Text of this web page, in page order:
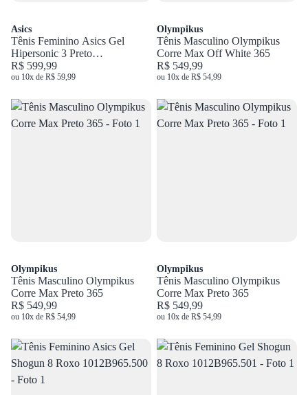
Asics
Tênis Feminino Asics Gel
Hipersonic 3 Preto
1012B801.001
R$ 599,99
ou 10x de R$ 59,99
Olympikus
Tênis Masculino Olympikus
Corre Max Off White 365
R$ 549,99
ou 10x de R$ 54,99
Olympikus
Tênis Masculino Olympikus
Corre Max Preto 365
R$ 549,99
ou 10x de R$ 54,99
Olympikus
Tênis Masculino Olympikus
Corre Max Preto 365
R$ 549,99
ou 10x de R$ 54,99